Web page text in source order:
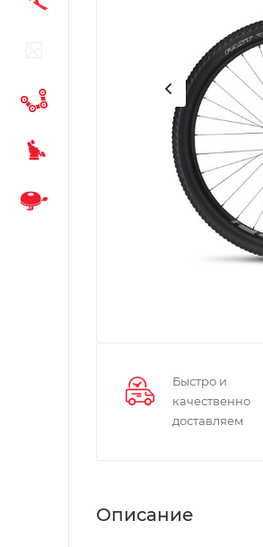
Быстро и
качественно
доставляем
Описание